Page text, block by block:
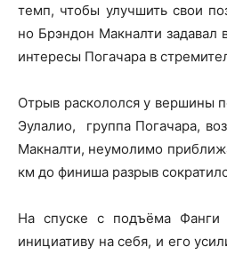
темп, чтобы улучшить свои
но Брэндон Макналти
интересы Погачара в
Отрыв раскололся у вершины
Эулалио, группа Погачара,
Макналти, неумолимо
км до финиша разрыв
На спуске с подъёма Фанги
инициативу на себя, и его